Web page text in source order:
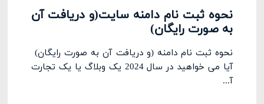
نحوه ثبت نام دامنه سایت(و دریافت آن
به صورت رایگان)
نحوه ثبت نام دامنه (و دریافت آن به صورت رایگان)
آیا می خواهید در سال 2024 یک وبلاگ یا یک تجارت
آ...